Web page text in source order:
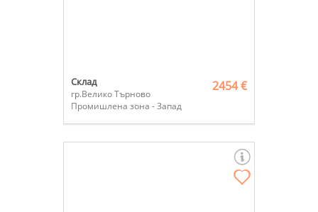
Склад
гр.Велико Търново
Промишлена зона - Запад
2454 €